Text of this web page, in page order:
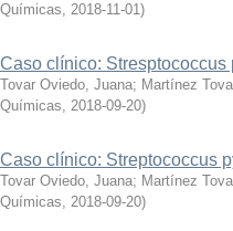
Químicas, 2018-11-01)
Caso clínico: Stresptococcus
Tovar Oviedo, Juana; Martínez
Químicas, 2018-09-20)
Caso clínico: Streptococcus
Tovar Oviedo, Juana; Martínez
Químicas, 2018-09-20)